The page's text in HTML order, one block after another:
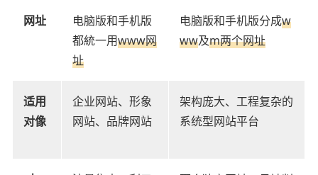
网址
电脑版和手机版
都統一用www网
址
电脑版和手机版分成w
ww及m两个网址
适用
对像
企业网站、形象
网站、品牌网站
架构庞大、工程复杂的
系统型网站平台